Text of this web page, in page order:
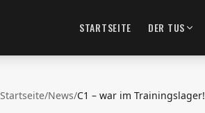
STARTSEITE DER TUS
Startseite/News/C1 – war im Trainingslager!